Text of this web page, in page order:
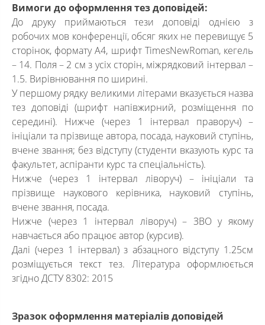
Вимоги до оформлення тез доповідей:
До друку приймаються тези доповіді однією з
робочих мов конференції, обсяг яких не перевищує 5
сторінок, формату А4, шрифт ТіmesNewRoman, кегель
– 14. Поля – 2 см з усіх сторін, міжрядковий інтервал –
1.5. Вирівнювання по ширині.
У першому рядку великими літерами вказується назва
тез доповіді (шрифт напівжирний, розміщення по
середині). Нижче (через 1 інтервал праворуч) –
ініціали та прізвище автора, посада, науковий ступінь,
вчене звання; без відступу (студенти вказують курс та
факультет, аспіранти курс та спеціальність).
Нижче (через 1 інтервал ліворуч) – ініціали та
прізвище наукового керівника, науковий ступінь,
вчене звання, посада.
Нижче (через 1 інтервал ліворуч) – ЗВО у якому
навчається або працює автор (курсив).
Далі (через 1 інтервал) з абзацного відступу 1.25см
розміщується текст тез. Література оформлюється
згідно ДСТУ 8302: 2015
Зразок оформлення матеріалів доповідей